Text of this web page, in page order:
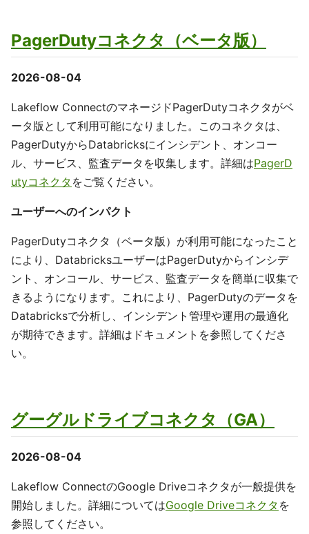
PagerDutyコネクタ（ベータ版）
2026-08-04
Lakeflow ConnectのマネージドPagerDutyコネクタがベ
ータ版として利用可能になりました。このコネクタは、
PagerDutyからDatabricksにインシデント、オンコー
ル、サービス、監査データを収集します。詳細はPagerD
utyコネクタ をご覧ください。
ユーザーへのインパクト
PagerDutyコネクタ（ベータ版）が利用可能になったこと
により、DatabricksユーザーはPagerDutyからインシデ
ント、オンコール、サービス、監査データを簡単に収集で
きるようになります。これにより、PagerDutyのデータを
Databricksで分析し、インシデント管理や運用の最適化
が期待できます。詳細はドキュメントを参照してくださ
い。
グーグルドライブコネクタ（GA）
2026-08-04
Lakeflow ConnectのGoogle Driveコネクタが一般提供を
開始しました。詳細についてはGoogle Driveコネクタ を
参照してください。